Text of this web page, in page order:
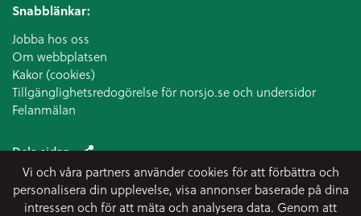
Snabblänkar:
Jobba hos oss
Om webbplatsen
Kakor (cookies)
Tillgänglighetsredogörelse för norsjo.se och undersidor
Felanmälan
Dela sidan
Vi och våra partners använder cookies för att förbättra och
personalisera din upplevelse, visa annonser baserade på dina
intressen och för att mäta och analysera data. Genom att